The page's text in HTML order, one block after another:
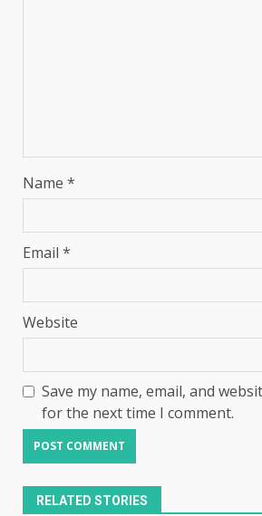
Name *
Email *
Website
Save my name, email, and
for the next time I comment.
RELATED STORIES